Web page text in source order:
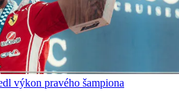
výkon pravého šampiona